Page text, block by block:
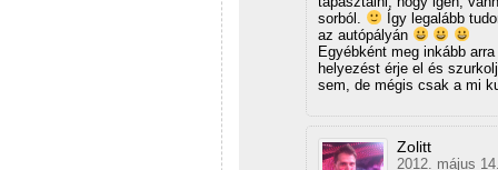
sorból.
Így legalább
az autópályán
Egyébként meg inkább
helyezést érje el és
sem, de mégis csak a mi
Zolitt
2012. május